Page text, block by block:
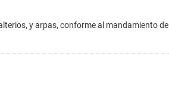
y arpas, conforme al mandamiento de